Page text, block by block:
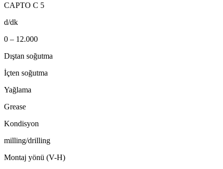
CAPTO C 5
d/dk
0 – 12.000
Dıştan soğutma
İçten soğutma
Yağlama
Grease
Kondisyon
milling/drilling
Montaj yönü (V-H)